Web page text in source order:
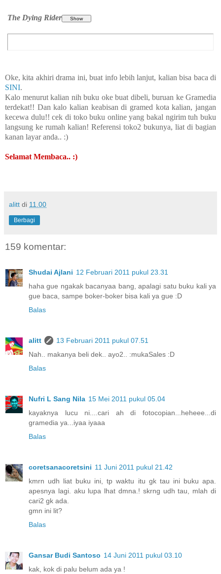
The Dying Rider
Oke, kita akhiri drama ini, buat info lebih lanjut, kalian bisa baca di
SINI.
Kalo menurut kalian nih buku oke buat dibeli, buruan ke Gramedia
terdekat!! Dan kalo kalian keabisan di gramed kota kalian, jangan
kecewa dulu!! cek di toko buku online yang bakal ngirim tuh buku
langsung ke rumah kalian! Referensi toko2 bukunya, liat di bagian
kanan layar anda.. :)
Selamat Membaca.. :)
alitt di 11.00
Berbagi
159 komentar:
Shudai Ajlani 12 Februari 2011 pukul 23.31
haha gue ngakak bacanyaa bang, apalagi satu buku kali ya
gue baca, sampe boker-boker bisa kali ya gue :D
Balas
alitt
13 Februari 2011 pukul 07.51
Nah.. makanya beli dek.. ayo2.. :mukaSales :D
Balas
Nufri L Sang Nila 15 Mei 2011 pukul 05.04
kayaknya lucu ni....cari ah di fotocopian...heheee...di
gramedia ya...iyaa iyaaa
Balas
coretsanacoretsini 11 Juni 2011 pukul 21.42
kmrn udh liat buku ini, tp waktu itu gk tau ini buku apa.
apesnya lagi. aku lupa lhat dmna.! skrng udh tau, mlah di
cari2 gk ada.
gmn ini lit?
Balas
Gansar Budi Santoso 14 Juni 2011 pukul 03.10
kak, kok di palu belum ada ya !